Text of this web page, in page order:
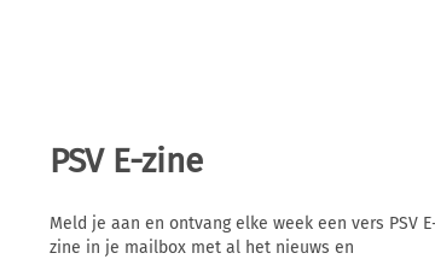
PSV E-zine
Meld je aan en ontvang elke week een vers PSV
zine in je mailbox met al het nieuws en